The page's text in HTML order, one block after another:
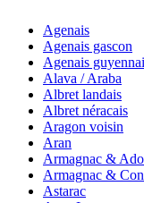
Agenais
Agenais gascon
Agenais
Alava / Araba
Albret landais
Albret néracais
Aragon voisin
Aran
Armagnac &
Armagnac &
Astarac